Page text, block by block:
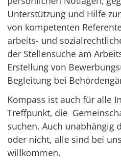
Unterstützung und Hilfe
von kompetenten
arbeits- und
der Stellensuche am
Erstellung von
Begleitung bei
Kompass ist auch für alle
Treffpunkt, die
suchen. Auch unabhängig
oder nicht, alle sind bei
willkommen.